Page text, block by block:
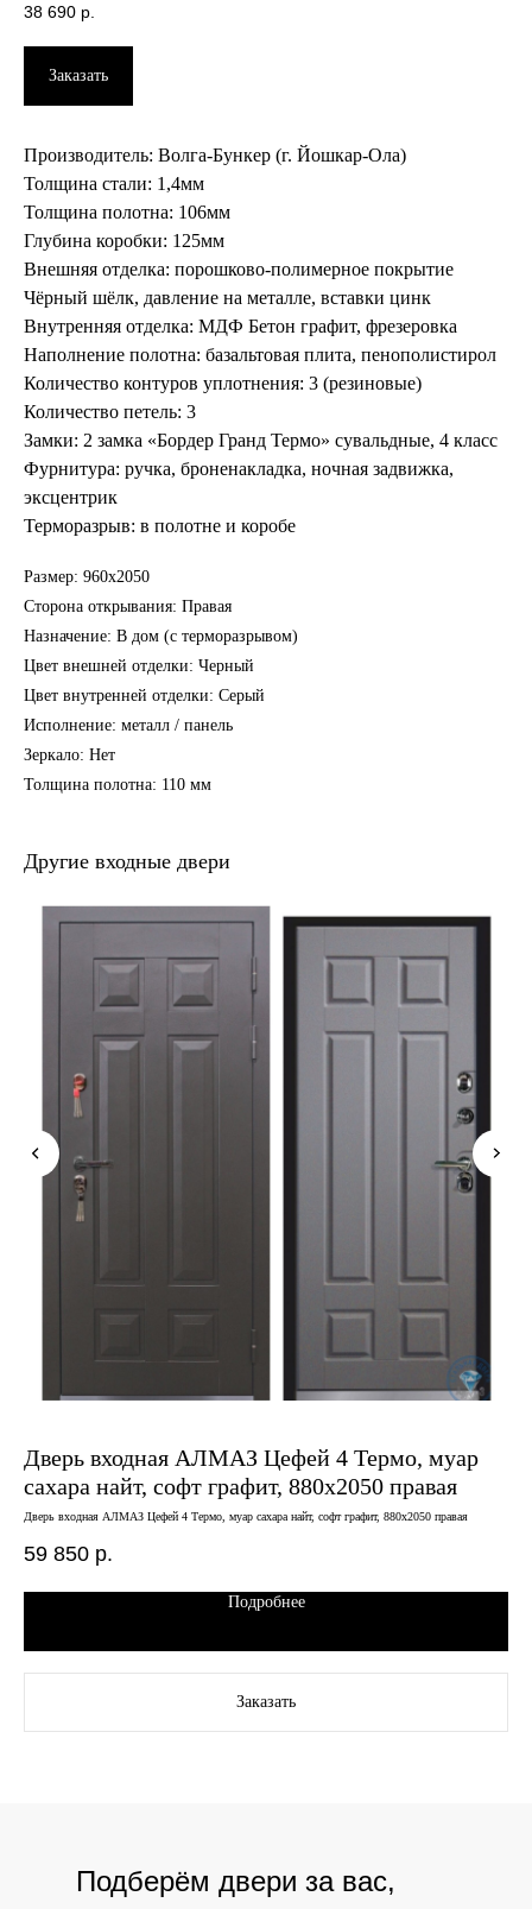
38 690 р.
Заказать
Производитель: Волга-Бункер (г. Йошкар-Ола)
Толщина стали: 1,4мм
Толщина полотна: 106мм
Глубина коробки: 125мм
Внешняя отделка: порошково-полимерное покрытие
Чёрный шёлк, давление на металле, вставки цинк
Внутренняя отделка: МДФ Бетон графит, фрезеровка
Наполнение полотна: базальтовая плита, пенополистирол
Количество контуров уплотнения: 3 (резиновые)
Количество петель: 3
Замки: 2 замка «Бордер Гранд Термо» сувальдные, 4 класс
Фурнитура: ручка, броненакладка, ночная задвижка,
эксцентрик
Терморазрыв: в полотне и коробе
Размер: 960х2050
Сторона открывания: Правая
Назначение: В дом (с терморазрывом)
Цвет внешней отделки: Черный
Цвет внутренней отделки: Серый
Исполнение: металл / панель
Зеркало: Нет
Толщина полотна: 110 мм
Другие входные двери
Дверь входная АЛМАЗ Цефей 4 Термо, муар
сахара найт, софт графит, 880х2050 правая
Дверь входная АЛМАЗ Цефей 4 Термо, муар сахара найт, софт графит, 880х2050 правая
59 850 р.
Подробнее
Заказать
Подберём двери за вас,